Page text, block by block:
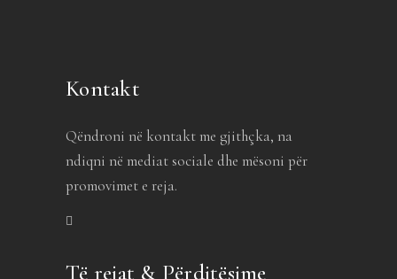
Kontakt
Qëndroni në kontakt me gjithçka, na
ndiqni në mediat sociale dhe mësoni për
promovimet e reja.
Të rejat & Përditësime